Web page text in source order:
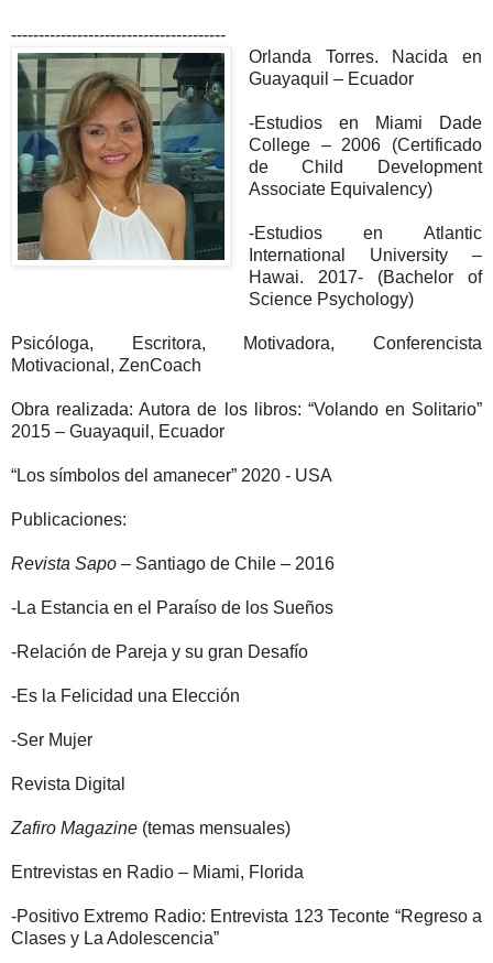
---------------------------------------
Orlanda Torres. Nacida en
Guayaquil – Ecuador
-Estudios en Miami Dade
College – 2006 (Certificado
de Child Development
Associate Equivalency)
-Estudios en Atlantic
International University –
Hawai. 2017- (Bachelor of
Science Psychology)
Psicóloga, Escritora, Motivadora, Conferencista
Motivacional, ZenCoach
Obra realizada: Autora de los libros: “Volando en Solitario”
2015 – Guayaquil, Ecuador
“Los símbolos del amanecer” 2020 - USA
Publicaciones:
Revista Sapo – Santiago de Chile – 2016
-La Estancia en el Paraíso de los Sueños
-Relación de Pareja y su gran Desafío
-Es la Felicidad una Elección
-Ser Mujer
Revista Digital
Zafiro Magazine (temas mensuales)
Entrevistas en Radio – Miami, Florida
-Positivo Extremo Radio: Entrevista 123 Teconte “Regreso a
Clases y La Adolescencia”